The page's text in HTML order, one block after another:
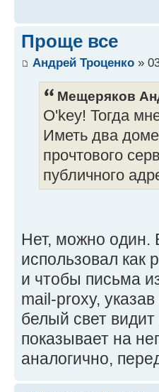
Проще все
Андрей Троценко »
Мещеряков
O'key! Тогда
Иметь два
прочтового
публичного
Нет, можно один.
использовал как
и чтобы письма
mail-proxy,
белый свет
показывает на
аналогично,